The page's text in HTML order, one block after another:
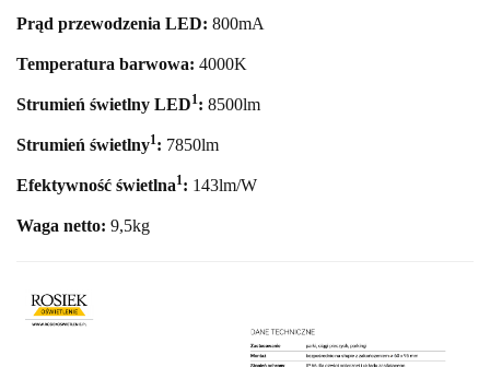
Prąd przewodzenia LED: 800mA
Temperatura barwowa: 4000K
Strumień świetlny LED1 : 8500lm
Strumień świetlny1 : 7850lm
Efektywność świetlna1 : 143lm/W
Waga netto: 9,5kg